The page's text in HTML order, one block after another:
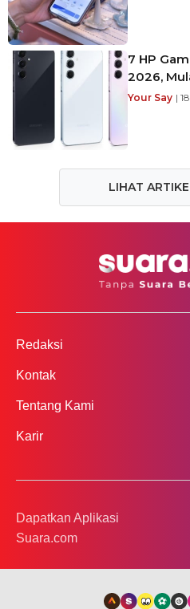
7 HP
2026,
Your Say |
LIHAT
Redaksi
Kontak
Tentang Kami
Karir
Dapatkan Aplikasi
Suara.com